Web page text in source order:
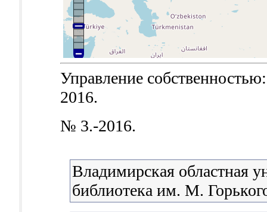
Управление
2016.
№ 3.-2016.
Владимирская областная
библиотека им. М.